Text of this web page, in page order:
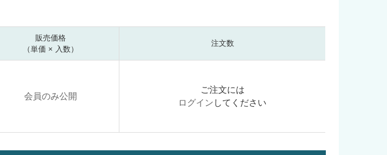
販売価格
（単価 × 入数）
注文数
会員のみ公開
ご注文には
ログイン してください